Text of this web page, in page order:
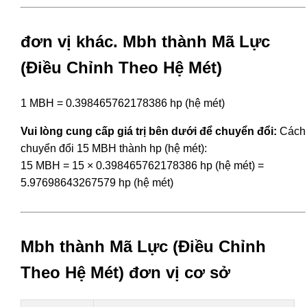
đơn vị khác. Mbh thành Mã Lực
(Điều Chỉnh Theo Hệ Mét)
1 MBH = 0.398465762178386 hp (hệ mét)
Vui lòng cung cấp giá trị bên dưới để chuyển đổi: Cách
chuyển đổi 15 MBH thành hp (hệ mét):
15 MBH = 15 × 0.398465762178386 hp (hệ mét) =
5.97698643267579 hp (hệ mét)
Mbh thành Mã Lực (Điều Chỉnh
Theo Hệ Mét) đơn vị cơ sở